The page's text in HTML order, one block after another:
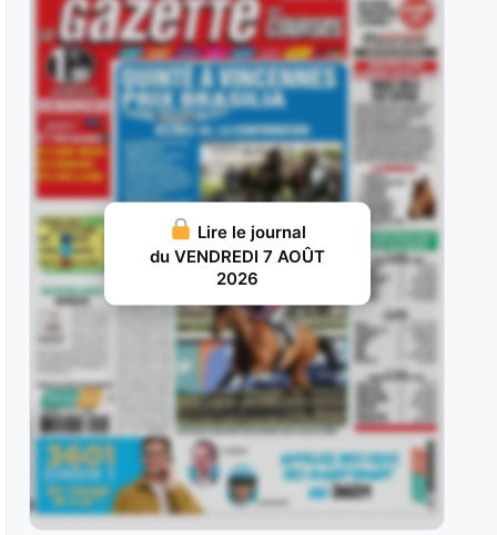
Hello Avenue : Elle a tenté sa chance sans
succès dans le Prix
JUILLET 30, 2026 20
Joker Géma : Adepte de ce parcours où il est
reçu 4 sur
JUILLET 29, 2026 19
Tamyz : Il a échoué aux portes des places lors
de son
JUILLET 28, 2026 18
Jizou d’Etang : Exclusivement droitier en début
de carrière, il avait aligné les
JUILLET 27, 2026 18
Harper : Il avait réalisé un deuxième semestre
2022 de toute beauté,
JUILLET 26, 2026 16
Lire le journal
du VENDREDI 7 AOÛT
2026